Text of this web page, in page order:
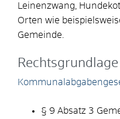
Leinenzwang,
Orten wie
Gemeinde.
Rechtsgrundlage
§ 9 Absatz 3